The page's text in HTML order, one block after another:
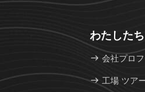
わたした
会社プロ
工場 ツア